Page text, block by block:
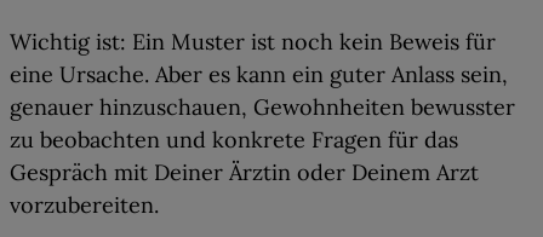
Wichtig ist: Ein Muster ist noch kein Beweis für
eine Ursache. Aber es kann ein guter Anlass sein,
genauer hinzuschauen, Gewohnheiten bewusster
zu beobachten und konkrete Fragen für das
Gespräch mit Deiner Ärztin oder Deinem Arzt
vorzubereiten.